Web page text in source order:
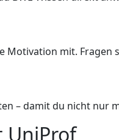
Motivation mit.
– damit du nicht nur
UniProf